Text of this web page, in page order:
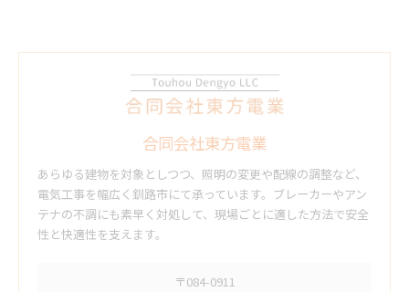
合同会社東方電業
あらゆる建物を対象としつつ、照明の変更や配線の調整など、
電気工事を幅広く釧路市にて承っています。ブレーカーやアン
テナの不調にも素早く対処して、現場ごとに適した方法で安全
性と快適性を支えます。
〒084-0911